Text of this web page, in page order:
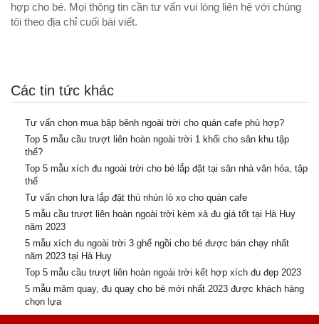
hợp cho bé. Mọi thông tin cần tư vấn vui lòng liên hệ với chúng
tôi theo địa chỉ cuối bài viết.
Các tin tức khác
Tư vấn chọn mua bập bênh ngoài trời cho quán cafe phù hợp?
Top 5 mẫu cầu trượt liên hoàn ngoài trời 1 khối cho sân khu tập
thể?
Top 5 mẫu xích đu ngoài trời cho bé lắp đặt tại sân nhà văn hóa, tập
thể
Tư vấn chọn lựa lắp đặt thú nhún lò xo cho quán cafe
5 mẫu cầu trượt liên hoàn ngoài trời kèm xà đu giá tốt tại Hà Huy
năm 2023
5 mẫu xích đu ngoài trời 3 ghế ngồi cho bé được bán chạy nhất
năm 2023 tại Hà Huy
Top 5 mẫu cầu trượt liên hoàn ngoài trời kết hợp xích đu đẹp 2023
5 mẫu mâm quay, đu quay cho bé mới nhất 2023 được khách hàng
chọn lựa